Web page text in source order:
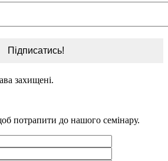
захищені.
потрапити до нашого семінару.